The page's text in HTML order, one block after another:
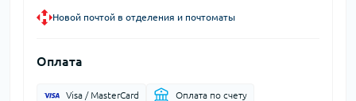
Новой почтой в отделения и почтоматы
Оплата
Visa / MasterCard Оплата по счету